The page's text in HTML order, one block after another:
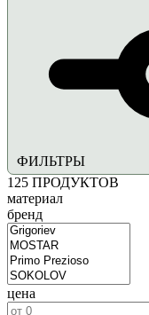
ФИЛЬТРЫ
125 ПРОДУКТОВ
материал
бренд
цена